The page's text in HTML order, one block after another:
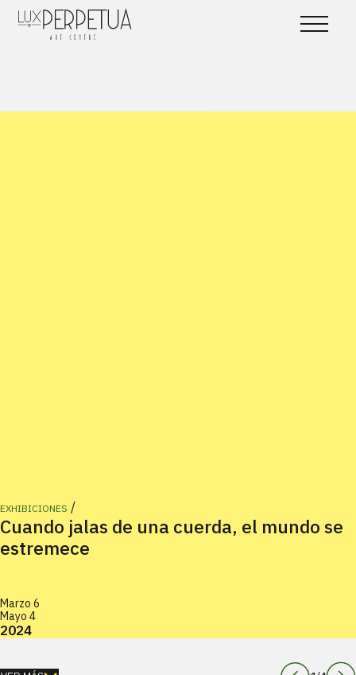
EXHIBICIONES /
Cuando jalas de una cuerda, el mundo se
estremece
Marzo 6
Mayo 4
2024